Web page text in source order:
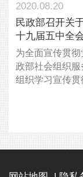
2020.08.20
民政部召开关
十九届五中全
为全面宣传贯
政部社会组织
组织学习宣传贯